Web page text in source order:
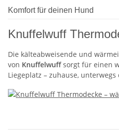
Komfort für deinen Hund
Knuffelwuff
Die kälteabweisende und
von Knuffelwuffsorgt für einen
Liegeplatz – zuhause,